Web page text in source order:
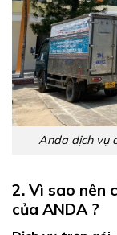
Anda dịch vụ
2. Vì sao nên
của ANDA ?